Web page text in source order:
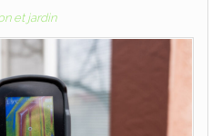
et jardin